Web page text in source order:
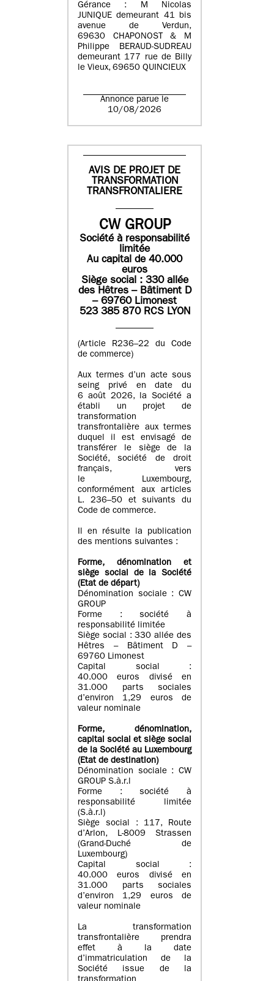
Gérance : M Nicolas
JUNIQUE demeurant 41 bis
avenue de Verdun,
69630 CHAPONOST & M
Philippe BERAUD-SUDREAU
demeurant 177 rue de Billy
le Vieux, 69650 QUINCIEUX
Annonce parue le
10/08/2026
AVIS DE PROJET DE
TRANSFORMATION
TRANSFRONTALIERE
CW GROUP
Société à responsabilité
limitée
Au capital de 40.000
euros
Siège social : 330 allée
des Hêtres – Bâtiment D
– 69760 Limonest
523 385 870 RCS LYON
(Article R236–22 du Code
de commerce)
Aux termes d’un acte sous
seing privé en date du
6 août 2026, la Société a
établi un projet de
transformation
transfrontalière aux termes
duquel il est envisagé de
transférer le siège de la
Société, société de droit
français, vers
le Luxembourg,
conformément aux articles
L. 236–50 et suivants du
Code de commerce.
Il en résulte la publication
des mentions suivantes :
Forme, dénomination et
siège social de la Société
(Etatde départ)
Dénomination sociale : CW
GROUP
Forme : société à
responsabilité limitée
Siège social : 330 allée des
Hêtres – Bâtiment D –
69760 Limonest
Capital social :
40.000 euros divisé en
31.000 parts sociales
d’environ 1,29 euros de
valeur nominale
Forme, dénomination,
capital social et siège social
de la Société au Luxembourg
(Etat de destination)
Dénomination sociale : CW
GROUP S.à.r.l
Forme : société à
responsabilité limitée
(S.à.r.l)
Siège social : 117, Route
d’Arlon, L-8009 Strassen
(Grand-Duché de
Luxembourg)
Capital social :
40.000 euros divisé en
31.000 parts sociales
d’environ 1,29 euros de
valeur nominale
La transformation
transfrontalière prendra
effet à la date
d’immatriculation de la
Société issue de la